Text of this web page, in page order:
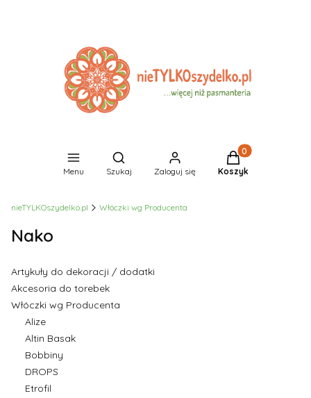
Menu
Otwórz wyszukiwarkę
Szukaj Zaloguj się
Produkty w
Koszyk
nieTYLKOszydelko.pl Włóczki wg Producenta
Nako
Artykuły do dekoracji / dodatki
Akcesoria do torebek
Włóczki wg Producenta
Alize
Altin Basak
Bobbiny
DROPS
Etrofil